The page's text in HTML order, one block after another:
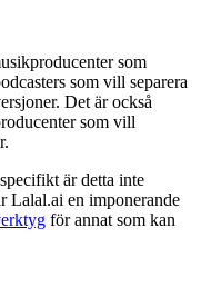
som
som vill separera
Det är också
som vill
är detta inte
Lalal.ai en imponerande
för annat som kan